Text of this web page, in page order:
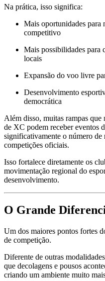
Na prática, isso significa:
Mais oportunidades para
competitivo
Mais possibilidades para
locais
Expansão do voo livre
Desenvolvimento
democrática
Além disso, muitas rampas que
de XC podem receber eventos
significativamente o número de
competições oficiais.
Isso fortalece diretamente os
movimentação regional do
desenvolvimento.
O Grande
Um dos maiores pontos fortes
de competição.
Diferente de outras
que decolagens e pousos
criando um ambiente muito